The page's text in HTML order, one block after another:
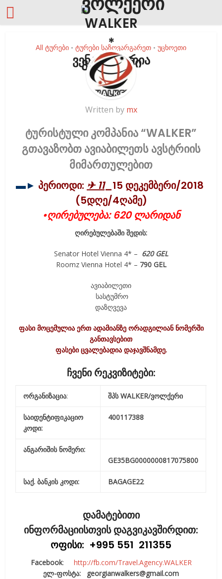
All ტურები • ტურები საზღვარგარეთ • უცხოეთი
ვენა/ავსტრია
Written by mx
ტურისტული კომპანია “WALKER”
გთავაზობთ ავიაბილეთს ავსტრიის
მიმართულებით
▬► პერიოდი: ✈ 11_15 დეკემბერი/2018
(5დღე/4ღამე)
•ღირებულება: 620 ლარიდან
ღირებულებაში შედის:
Senator Hotel Vienna 4* – 620 GEL
Roomz Vienna Hotel 4* – 790 GEL
ავიაბილეთი
სასტუმრო
დაზღვევა
ფასი მოცემულია ერთ ადამიანზე ორადგილიან ნომერში
განთავსებით
ფასები ცვალებადია დაჯავშნამდე.
ჩვენი რეკვიზიტები:
ორგანიზაცია: შპს WALKER/ვოლქერი
საიდენტიფიკაციო
კოდი:
400117388
ანგარიშის ნომერი:
GE35BG0000000817075800
საქ. ბანკის კოდი: BAGAGE22
დამატებითი
ინფორმაციისთვის დაგვიკავშირდით:
ოფისი: +995 551 211355
Facebook: http://fb.com/Travel.Agency.WALKER
ელ-ფოსტა: georgianwalkers@gmail.com